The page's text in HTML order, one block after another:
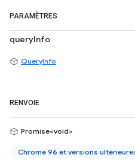
PARAMÈTRES
queryInfo
QueryInfo
RENVOIE
Promise<void>
Chrome 96 et versions